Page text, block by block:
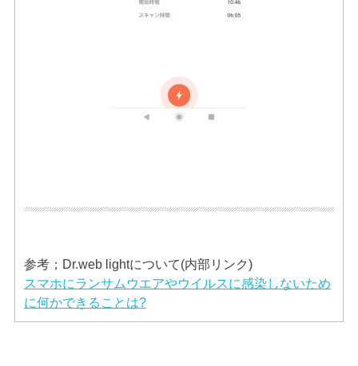
参考；Dr.web lightについて(内部リンク)
スマホにランサムウエアやウイルスに感染しないため
に何かできることは?